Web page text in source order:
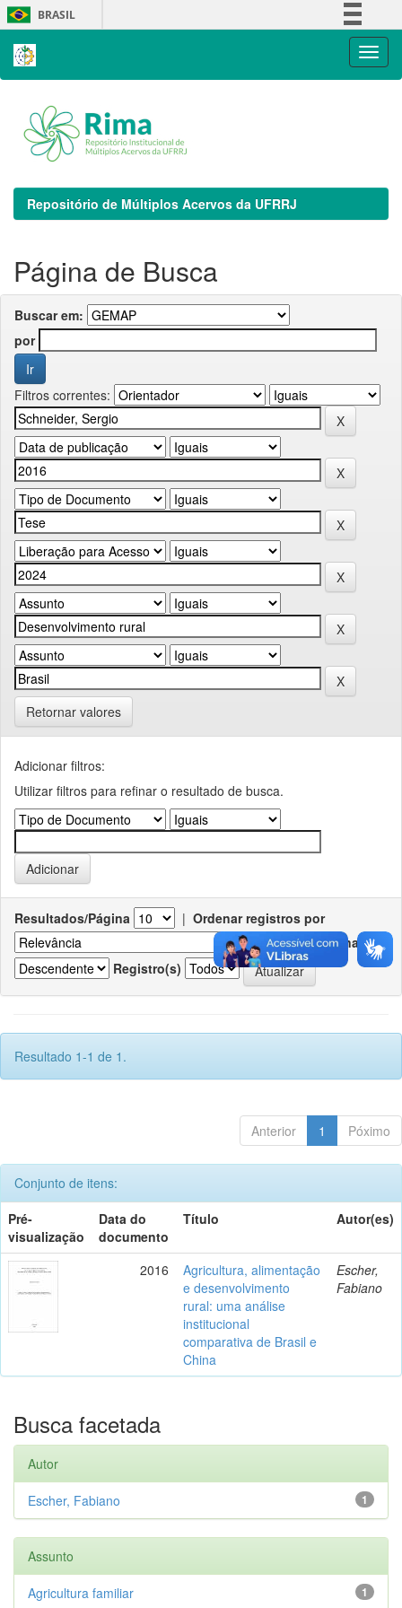
Skip
navigation
BRASIL
Repositório de Múltiplos Acervos da UFRRJ
Página de Busca
Buscar em:
por
Filtros correntes:
Retornar valores
Adicionar filtros:
Utilizar filtros para refinar o resultado de busca.
Resultados/Página | Ordenar registros por
Ordenar
Registro(s)
Resultado 1-1 de 1.
Anterior 1 Póximo
Conjunto de itens:
Pré-
visualização
Data do
documento
Título Autor(es)
2016
Agricultura, alimentação
e desenvolvimento
rural: uma análise
institucional
comparativa de Brasil e
China
Escher,
Fabiano
Busca facetada
Autor
1
Escher, Fabiano
Assunto
1
Agricultura familiar